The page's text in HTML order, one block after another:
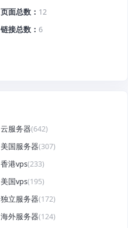
页面总数
12
链接总数
6
云服务器(642)
美国服务器(307)
香港vps(233)
美国vps(195)
独立服务器(172)
海外服务器(124)